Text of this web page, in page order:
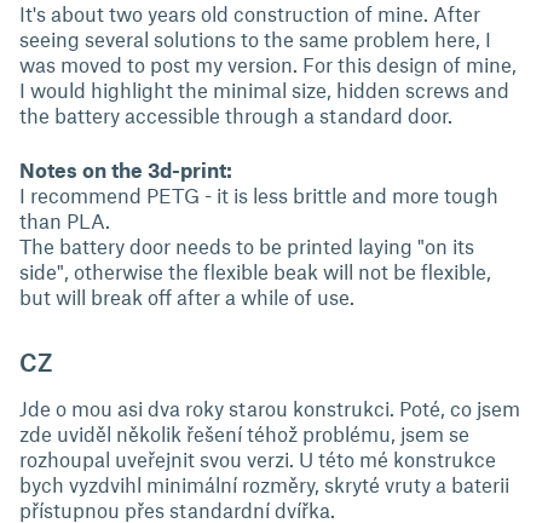
It's about two years old construction of mine. After
seeing several solutions to the same problem here, I
was moved to post my version. For this design of mine,
I would highlight the minimal size, hidden screws and
the battery accessible through a standard door.
Notes on the 3d-print:
I recommend PETG - it is less brittle and more tough
than PLA.
The battery door needs to be printed laying "on its
side", otherwise the flexible beak will not be flexible,
but will break off after a while of use.
CZ
Jde o mou asi dva roky starou konstrukci. Poté, co jsem
zde uviděl několik řešení téhož problému, jsem se
rozhoupal uveřejnit svou verzi. U této mé konstrukce
bych vyzdvihl minimální rozměry, skryté vruty a baterii
přístupnou přes standardní dvířka.